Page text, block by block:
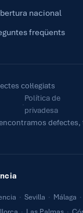
nacional
freqüents
col·legiats
·
Política de
privadesa
defectes,
· Sevilla · Málaga ·